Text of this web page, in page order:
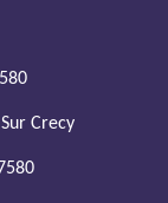
Crecy